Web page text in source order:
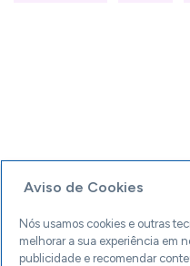
Aviso de Cookies
Nós usamos cookies e outras
melhorar a sua experiência em
publicidade e recomendar